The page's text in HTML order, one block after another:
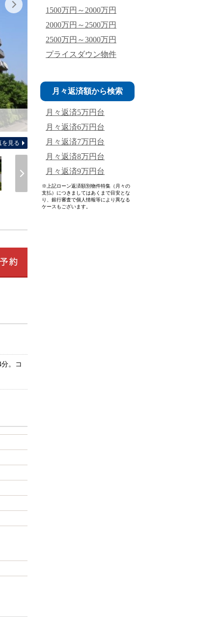
を見る
。コ
1500万円～2000万円
2000万円～2500万円
2500万円～3000万円
プライスダウン物件
月々返済額から検索
月々返済5万円台
月々返済6万円台
月々返済7万円台
月々返済8万円台
月々返済9万円台
※上記ローン返済額別物件特集（月々の
支払）につきましてはあくまで目安とな
り、銀行審査で個人情報等により異なる
ケースもございます。